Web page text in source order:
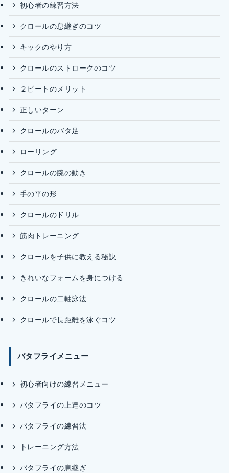
初心者の練習方法
クロールの息継ぎのコツ
キックのやり方
クロールのストロークのコツ
２ビートのメリット
正しいターン
クロールのバタ足
ローリング
クロールの腕の動き
手の平の形
クロールのドリル
筋肉トレーニング
クロールを子供に教える秘訣
きれいなフォームを身につける
クロールの二軸泳法
クロールで長距離を泳ぐコツ
バタフライメニュー
初心者向けの練習メニュー
バタフライの上達のコツ
バタフライの練習法
トレーニング方法
バタフライの息継ぎ